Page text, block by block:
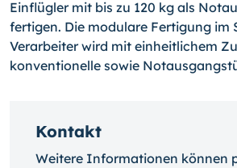
Einflügler mit bis zu 120 kg als
fertigen. Die modulare Fertigung im
Verarbeiter wird mit einheitlichem
konventionelle sowie
Kontakt
Weitere Informationen können